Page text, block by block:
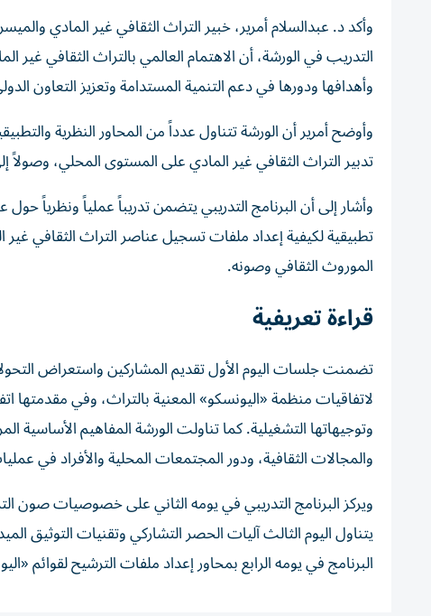
التدريب في الورشة، أن الاهتمام العالمي بالتراث الثقافي غير
وأهدافها ودورها في دعم التنمية المستدامة وتعزيز التعاون
تدبير التراث الثقافي غير المادي على المستوى المحلي،
وأشار إلى أن البرنامج التدريبي يتضمن تدريباً عملياً ونظرياً
تطبيقية لكيفية إعداد ملفات تسجيل عناصر التراث الثقافي
الموروث الثقافي وصونه.
قراءة تعريفية
تضمنت جلسات اليوم الأول تقديم المشاركين واستعراض
وتوجيهاتها التشغيلية. كما تناولت الورشة المفاهيم الأساسية
والمجالات الثقافية، ودور المجتمعات المحلية والأفراد في
ويركز البرنامج التدريبي في يومه الثاني على خصوصيات صون
يتناول اليوم الثالث آليات الحصر التشاركي وتقنيات التوثيق
البرنامج في يومه الرابع بمحاور إعداد ملفات الترشيح لقوائم